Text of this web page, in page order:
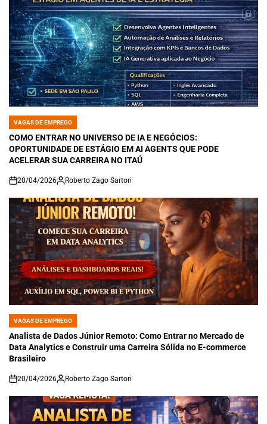
POSTED
IN
VAGAS DE EMPREGO
COMO ENTRAR NO UNIVERSO DE IA E NEGÓCIOS:
OPORTUNIDADE DE ESTÁGIO EM AI AGENTS QUE PODE
ACELERAR SUA CARREIRA NO ITAÚ
on
20/04/2026 Roberto Zago Sartori
POSTED
IN
VAGAS DE EMPREGO
Analista de Dados Júnior Remoto: Como Entrar no Mercado de
Data Analytics e Construir uma Carreira Sólida no E-commerce
Brasileiro
on
20/04/2026 Roberto Zago Sartori